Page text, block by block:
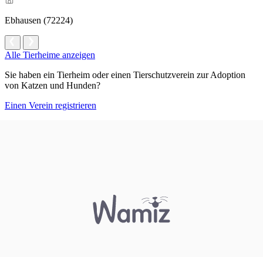
Ebhausen (72224)
Alle Tierheime anzeigen
Sie haben ein Tierheim oder einen Tierschutzverein zur Adoption
von Katzen und Hunden?
Einen Verein registrieren